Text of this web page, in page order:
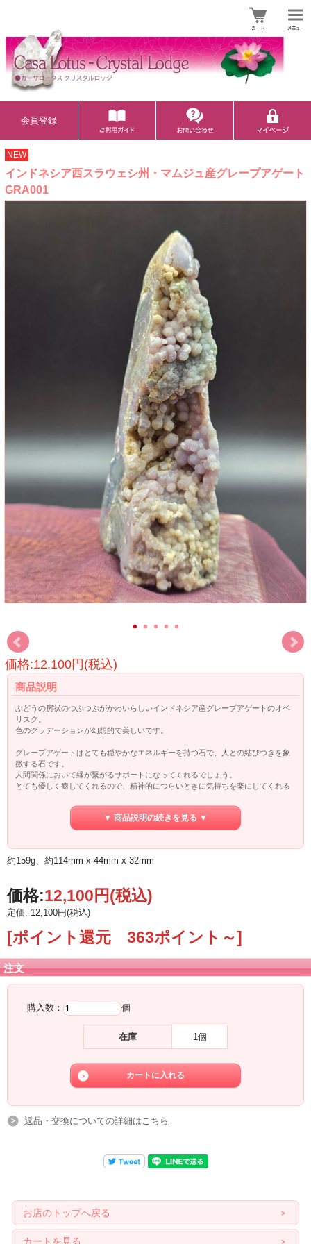
会員登録
NEW
インドネシア西スラウェシ州・マムジュ産グレープアゲート
GRA001
価格:12,100円(税込)
商品説明
ぶどうの房状のつぶつぶがかわいらしいインドネシア産グレープアゲートのオベ
リスク。
色のグラデーションが幻想的で美しいです。
グレープアゲートはとても穏やかなエネルギーを持つ石で、人との結びつきを象
徴する石です。
人間関係において縁が繋がるサポートになってくれるでしょう。
とても優しく癒してくれるので、精神的につらいときに気持ちを楽にしてくれる
○精神的緊張の緩和
○良縁を結ぶ
○気持ちを軽く
▼ 商品説明の続きを見る ▼
約159g、約114mm x 44mm x 32mm
価格:12,100円(税込)
定価: 12,100円(税込)
[ポイント還元 363ポイント～]
注文
購入数： 個
在庫 1個
返品・交換についての詳細はこちら
お店のトップへ戻る
カートを見る